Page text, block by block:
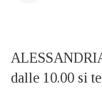
dalle 10.00 si